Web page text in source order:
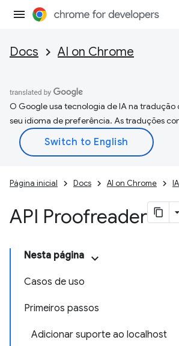
Docs AI on Chrome
O Google usa tecnologia de IA na tradução
seu idioma de preferência. As traduções
Página inicial Docs AI on Chrome
API Proofreader
Nesta página
Casos de uso
Primeiros passos
Adicionar suporte ao localhost